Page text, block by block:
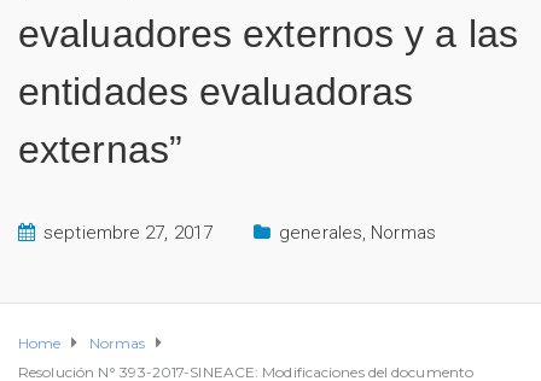
evaluadores externos y a las
entidades evaluadoras
externas”
septiembre 27, 2017 generales, Normas
Home
Normas
Resolución N° 393-2017-SINEACE: Modificaciones del documento